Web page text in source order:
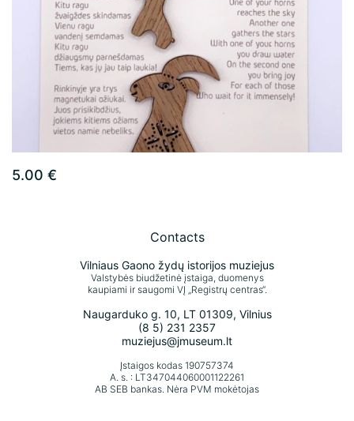
5.00 €
Contacts
Vilniaus Gaono žydų istorijos muziejus
Valstybės biudžetinė įstaiga, duomenys
kaupiami ir saugomi VĮ „Registrų centras“.
Naugarduko g. 10, LT 01309, Vilnius
(8 5) 231 2357
muziejus@jmuseum.lt
Įstaigos kodas 190757374
A. s. : LT347044060001122261
AB SEB bankas. Nėra PVM mokėtojas